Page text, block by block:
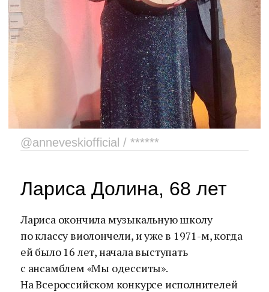
@anneveskiofficial / ******
Лариса Долина, 68 лет
Лариса окончила музыкальную школу
по классу виолончели, и уже в 1971-м, когда
ей было 16 лет, начала выступать
с ансамблем «Мы одесситы».
На Всероссийском конкурсе исполнителей